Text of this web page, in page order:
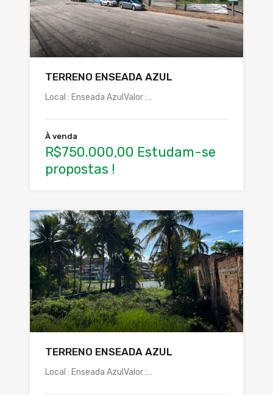
TERRENO ENSEADA AZUL
Local : Enseada AzulValor :…
À venda
R$750.000,00 Estudam-se
propostas !
TERRENO ENSEADA AZUL
Local : Enseada AzulValor :…